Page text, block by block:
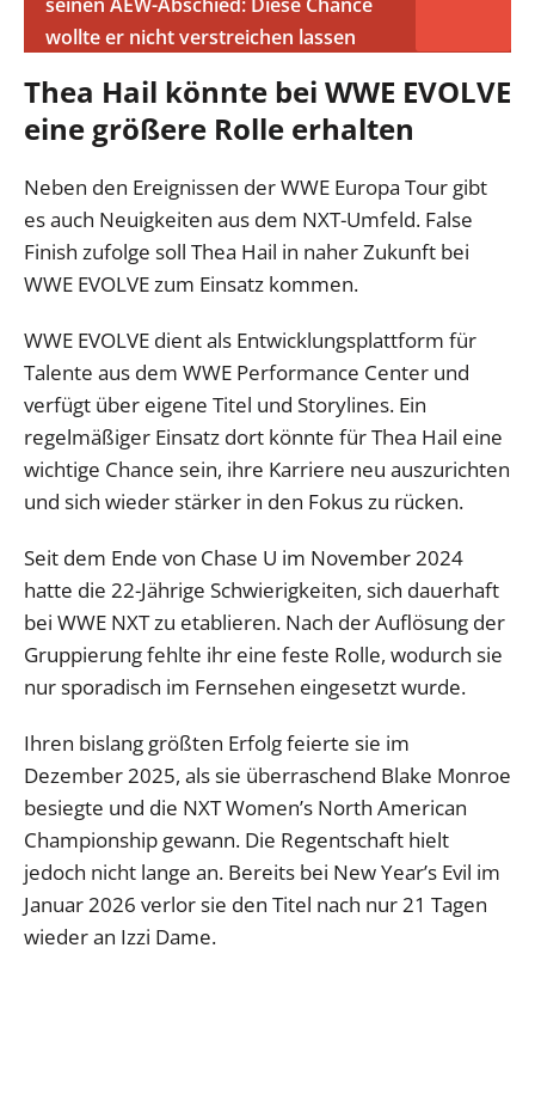
wollte er nicht verstreichen lassen
Thea Hail könnte bei WWE EVOLVE
eine größere Rolle erhalten
Neben den Ereignissen der WWE Europa Tour gibt
es auch Neuigkeiten aus dem NXT-Umfeld. False
Finish zufolge soll Thea Hail in naher Zukunft bei
WWE EVOLVE zum Einsatz kommen.
WWE EVOLVE dient als Entwicklungsplattform für
Talente aus dem WWE Performance Center und
verfügt über eigene Titel und Storylines. Ein
regelmäßiger Einsatz dort könnte für Thea Hail eine
wichtige Chance sein, ihre Karriere neu auszurichten
und sich wieder stärker in den Fokus zu rücken.
Seit dem Ende von Chase U im November 2024
hatte die 22-Jährige Schwierigkeiten, sich dauerhaft
bei WWE NXT zu etablieren. Nach der Auflösung der
Gruppierung fehlte ihr eine feste Rolle, wodurch sie
nur sporadisch im Fernsehen eingesetzt wurde.
Ihren bislang größten Erfolg feierte sie im
Dezember 2025, als sie überraschend Blake Monroe
besiegte und die NXT Women’s North American
Championship gewann. Die Regentschaft hielt
jedoch nicht lange an. Bereits bei New Year’s Evil im
Januar 2026 verlor sie den Titel nach nur 21 Tagen
wieder an Izzi Dame.